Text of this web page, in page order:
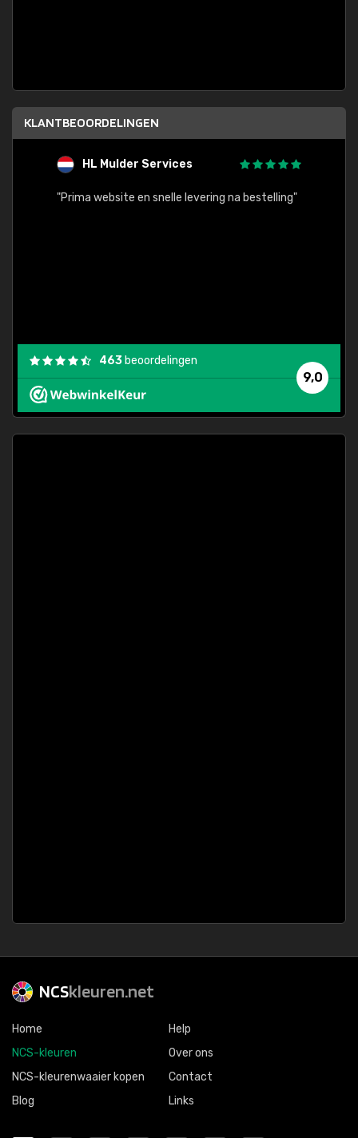
KLANTBEOORDELINGEN
HL Mulder Services
"Prima website en snelle levering na bestelling"
9,0
463 beoordelingen
NCSkleuren.net
Home
NCS-kleuren
NCS-kleurenwaaier kopen
Blog
Help
Over ons
Contact
Links